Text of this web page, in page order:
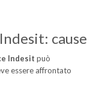
cause
Indesit può
essere affrontato